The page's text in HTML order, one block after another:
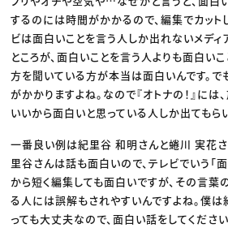
するのには時間がかかるので、編集でカット
ビは面白いことを言う人しか出れないメディ
ところが、面白いことを言う人よりも面白い
方を聞いている方が本当は面白いんです。で
がかかりますよね。なので『オトナの！』に
いいから面白いと思っている人しか出てもら
一番良い例は紀里谷 和明さんと蜷川 実花さ
里谷さんは話も面白いので、テレビでいう「
から短く編集しても面白いですが、その言
る人には誤解もされやすいんですよね。僕
っても大丈夫なので、面白い話をしてください